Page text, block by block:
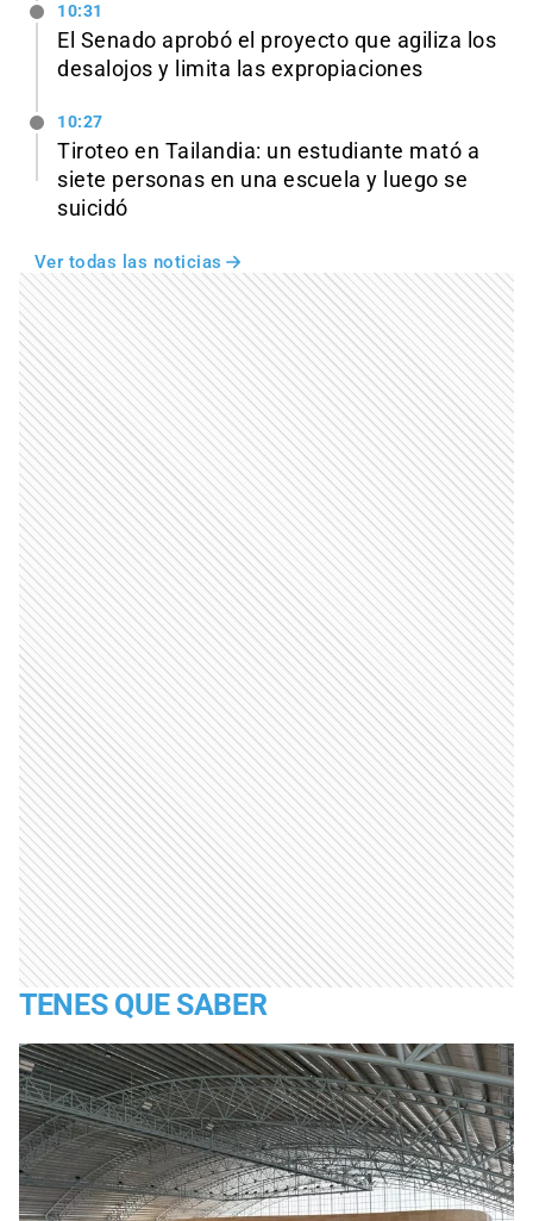
10:31
El Senado aprobó el proyecto que agiliza los
desalojos y limita las expropiaciones
10:27
Tiroteo en Tailandia: un estudiante mató a
siete personas en una escuela y luego se
suicidó
Ver todas las noticias
TENES QUE SABER